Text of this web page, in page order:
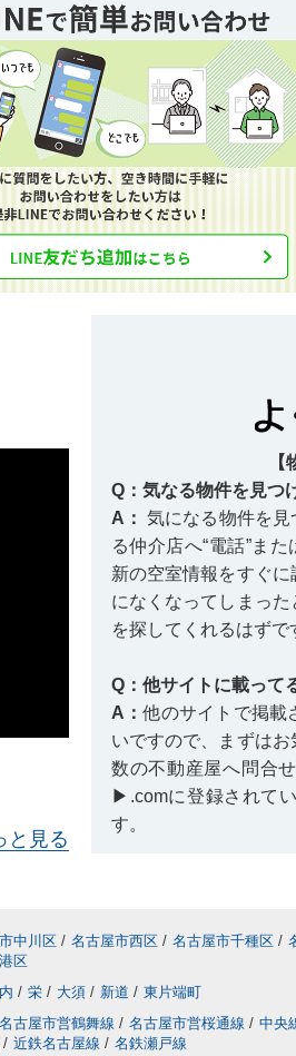
Q：気なる物件を見つ
A： 気になる物件を見
る仲介店へ“電話”ま
新の空室情報をすぐ
になくなってしまっ
を探してくれるはずで
Q：他サイトに載って
A：他のサイトで掲載
いですので、まずは
数の不動産屋へ問合
▶.comに登録されて
す。
きません。しかし、空
してみるコトをおすす
村雲小学校
と見る
中川区 / 名古屋市西区 / 名古屋市千種区 /
区
/ 栄 / 大須 / 新道 / 東片端町
名古屋市営鶴舞線 / 名古屋市営桜通線 / 中央
/ 近鉄名古屋線 / 名鉄瀬戸線